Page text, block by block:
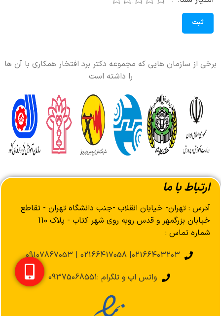
برخی از سازمان هایی که مجموعه دکتر برد افتخار همکاری با آن ها
را داشته است
ارتباط با ما
آدرس : تهران- خیابان انقلاب -جنب دانشگاه تهران - تقاطع
خیابان بزرگمهر و قدس روبه روی شهر کتاب - پلاک 110
شماره تماس :
02166403203| 02166417058 | 09107867053
واتس اپ و تلگرام :09375068551